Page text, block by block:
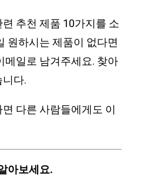
추천 제품 10가지를 소
원하시는 제품이 없다면
메일로 남겨주세요. 찾아
다.
다른 사람들에게도 이
아보세요.